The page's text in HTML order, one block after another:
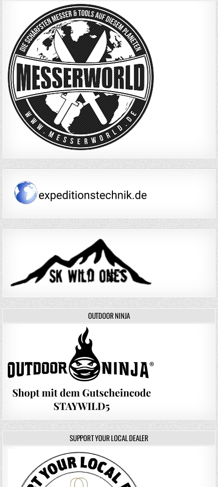
OUTDOOR NINJA
SUPPORT YOUR LOCAL DEALER